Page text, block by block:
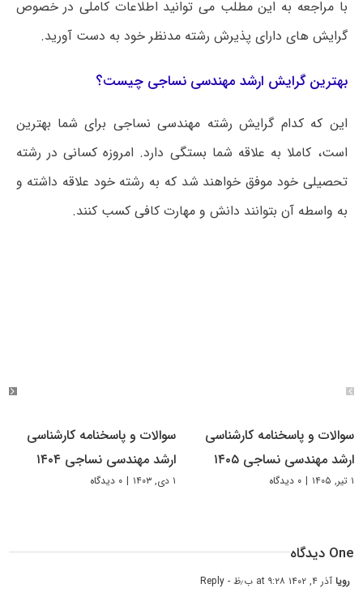
با مراجعه به این مطلب می‌ توانید اطلاعات کاملی در خصوص
گرایش های دارای پذیرش رشته مدنظر خود به دست آورید.
بهترین گرایش ارشد مهندسی نساجی چیست؟
این که کدام گرایش رشته مهندسی نساجی برای شما بهترین
است، کاملا به علاقه شما بستگی دارد. امروزه کسانی در رشته
تحصیلی خود موفق خواهند شد که به رشته خود علاقه داشته و
به واسطه آن بتوانند دانش و مهارت کافی کسب کنند.
سوالات و پاسخنامه کارشناسی
ارشد مهندسی نساجی ۱۴۰۵
۱ تیر, ۱۴۰۵ | ۰ دیدگاه
سوالات و پاسخنامه کارشناسی
ارشد مهندسی نساجی ۱۴۰۴
۱ دی, ۱۴۰۳ | ۰ دیدگاه
One دیدگاه
رویاآذر ۴, ۱۴۰۲ at ۹:۲۸ ب٫ظ - Reply